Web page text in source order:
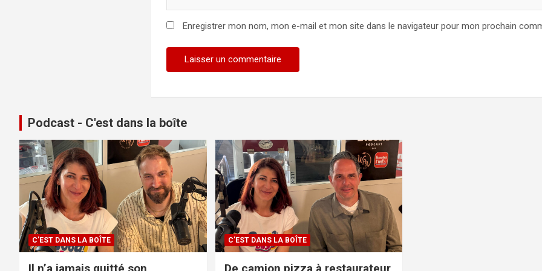
Enregistrer mon nom, mon e-mail et mon site dans le navigateur pour mon prochain
Podcast - C'est dans la boîte
C'EST DANS LA BOÎTE C'EST DANS LA BOÎTE